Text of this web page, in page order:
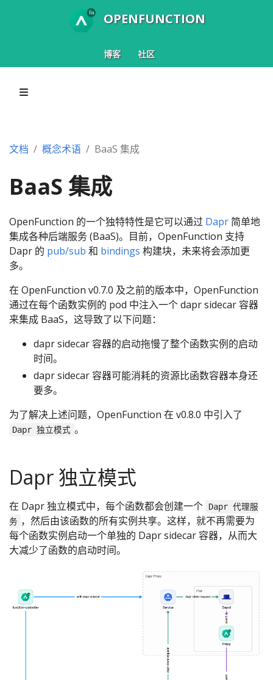
OPENFUNCTION
博客 社区
文档 概念术语 BaaS 集成
BaaS 集成
OpenFunction 的一个独特特性是它可以通过 Dapr 简单地
集成各种后端服务 (BaaS)。目前，OpenFunction 支持
Dapr 的 pub/sub 和 bindings 构建块，未来将会添加更
多。
在 OpenFunction v0.7.0 及之前的版本中，OpenFunction
通过在每个函数实例的 pod 中注入一个 dapr sidecar 容器
来集成 BaaS，这导致了以下问题：
dapr sidecar 容器的启动拖慢了整个函数实例的启动
时间。
dapr sidecar 容器可能消耗的资源比函数容器本身还
要多。
为了解决上述问题，OpenFunction 在 v0.8.0 中引入了
Dapr 独立模式 。
Dapr 独立模式
在 Dapr 独立模式中，每个函数都会创建一个
Dapr 代理服
务 ，然后由该函数的所有实例共享。这样，就不再需要为
每个函数实例启动一个单独的 Dapr sidecar 容器，从而大
大减少了函数的启动时间。